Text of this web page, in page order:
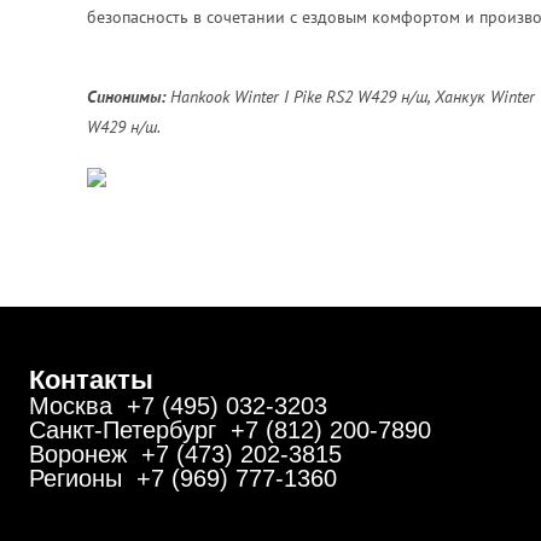
безопасность в сочетании с ездовым комфортом и
Синонимы:Hankook Winter I Pike RS2 W429 н/ш, Ханкук
W429 н/ш.
Контакты
Москва +7 (495) 032-3203
Санкт-Петербург +7 (812) 200-7890
Воронеж +7 (473) 202-3815
Регионы +7 (969) 777-1360